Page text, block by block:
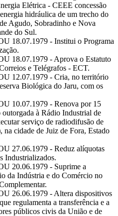
Elétrica - CEEE concessão
hidráulica de um trecho do
Agudo, Sobradinho e Nova
do Sul.
18.07.1979 - Institui o Programa
18.07.1979 - Aprova o Estatuto
e Telégrafos - ECT.
12.07.1979 - Cria, no território
Biológica do Jaru, com os
10.07.1979 - Renova por 15
outorgada à Rádio Industrial de
serviço de radiodifusão de
na cidade de Juiz de Fora, Estado
27.06.1979 - Reduz alíquotas
Industrializados.
20.06.1979 - Suprime a
da Indústria e do Comércio no
26.06.1979 - Altera dispositivos
regulamenta a transferência e a
públicos civis da União e de